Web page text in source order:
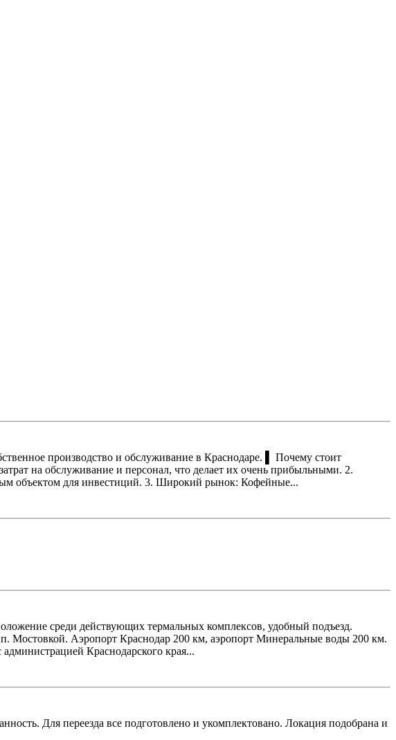
производство и обслуживание в Краснодаре. ▌ Почему стоит
на обслуживание и персонал, что делает их очень прибыльными. 2.
объектом для инвестиций. 3. Широкий рынок: Кофейные...
среди действующих термальных комплексов, удобный подъезд.
Мостовкой. Аэропорт Краснодар 200 км, аэропорт Минеральные воды 200 км.
Краснодарского края...
Для переезда все подготовлено и укомплектовано. Локация подобрана и